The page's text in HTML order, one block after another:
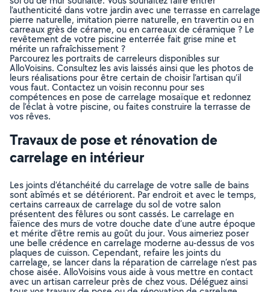
l’authenticité dans votre jardin avec une terrasse en carrelage
pierre naturelle, imitation pierre naturelle, en travertin ou en
carreaux grès de cérame, ou en carreaux de céramique ? Le
revêtement de votre piscine enterrée fait grise mine et
mérite un rafraîchissement ?
Parcourez les portraits de carreleurs disponibles sur
AlloVoisins. Consultez les avis laissés ainsi que les photos de
leurs réalisations pour être certain de choisir l’artisan qu’il
vous faut. Contactez un voisin reconnu pour ses
compétences en pose de carrelage mosaïque et redonnez
de l’éclat à votre piscine, ou faites construire la terrasse de
vos rêves.
Travaux de pose et rénovation de
carrelage en intérieur
Les joints d’étanchéité du carrelage de votre salle de bains
sont abîmés et se détériorent. Par endroit et avec le temps,
certains carreaux de carrelage du sol de votre salon
présentent des fêlures ou sont cassés. Le carrelage en
faïence des murs de votre douche date d’une autre époque
et mérite d’être remis au goût du jour. Vous aimeriez poser
une belle crédence en carrelage moderne au-dessus de vos
plaques de cuisson. Cependant, refaire les joints du
carrelage, se lancer dans la réparation de carrelage n’est pas
chose aisée. AlloVoisins vous aide à vous mettre en contact
avec un artisan carreleur près de chez vous. Déléguez ainsi